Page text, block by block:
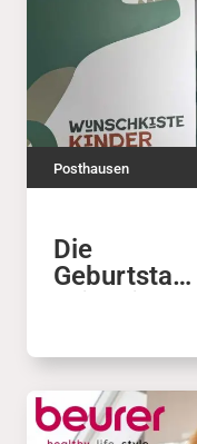
Posthausen
Die
Geburtstag
KinderWelt